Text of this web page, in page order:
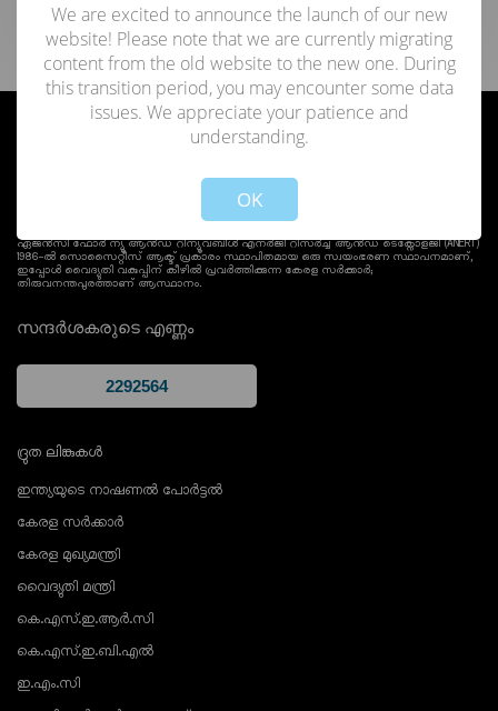
ഏജൻസി ഫോർ ന്യൂ ആൻഡ് റിന്യൂവബിൾ എനർജി റിസർച്ച് ആൻഡ് ടെക്നോളജി (ANERT)
1986-ൽ സൊസൈറ്റീസ് ആക്ട് പ്രകാരം സ്ഥാപിതമായ ഒരു സ്വയംഭരണ സ്ഥാപനമാണ്,
ഇപ്പോൾ വൈദ്യുതി വകുപ്പിന് കീഴിൽ പ്രവർത്തിക്കുന്ന കേരള സർക്കാർ;
തിരുവനന്തപുരത്താണ് ആസ്ഥാനം.
സന്ദർശകരുടെ എണ്ണം
ദ്രുത ലിങ്കുകൾ
ഇന്ത്യയുടെ നാഷണൽ പോർട്ടൽ
കേരള സർക്കാർ
കേരള മുഖ്യമന്ത്രി
വൈദ്യുതി മന്ത്രി
കെ.എസ്.ഇ.ആർ.സി
കെ.എസ്.ഇ.ബി.എൽ
ഇ.എം.സി
We are excited to announce the launch of our new
website! Please note that we are currently migrating
content from the old website to the new one. During
this transition period, you may encounter some data
issues. We appreciate your patience and
understanding.
OK